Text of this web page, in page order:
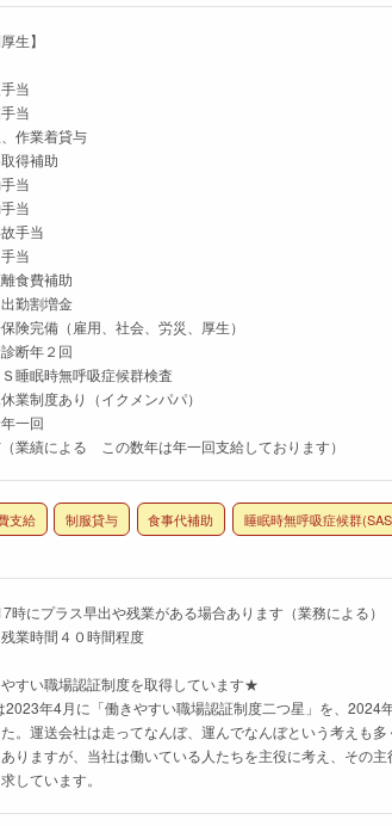
生】
当
当
、作業着貸与
取得補助
当
当
手当
当
離食費補助
出勤割増金
保険完備（雇用、社会、労災、厚生）
診断年２回
Ｓ睡眠時無呼吸症候群検査
休業制度あり（イクメンパパ）
一回
（業績による この数年は年一回支給しております）
支給 制服貸与 食事代補助 睡眠時無呼吸症候群
時にプラス早出や残業がある場合あります（業務による）
業時間４０時間程度
すい職場認証制度を取得しています★
2023年4月に「働きやすい職場認証制度二つ星」を、2024
。運送会社は走ってなんぼ、運んでなんぼという考えも
ありますが、当社は働いている人たちを主役に考え、その
しています。